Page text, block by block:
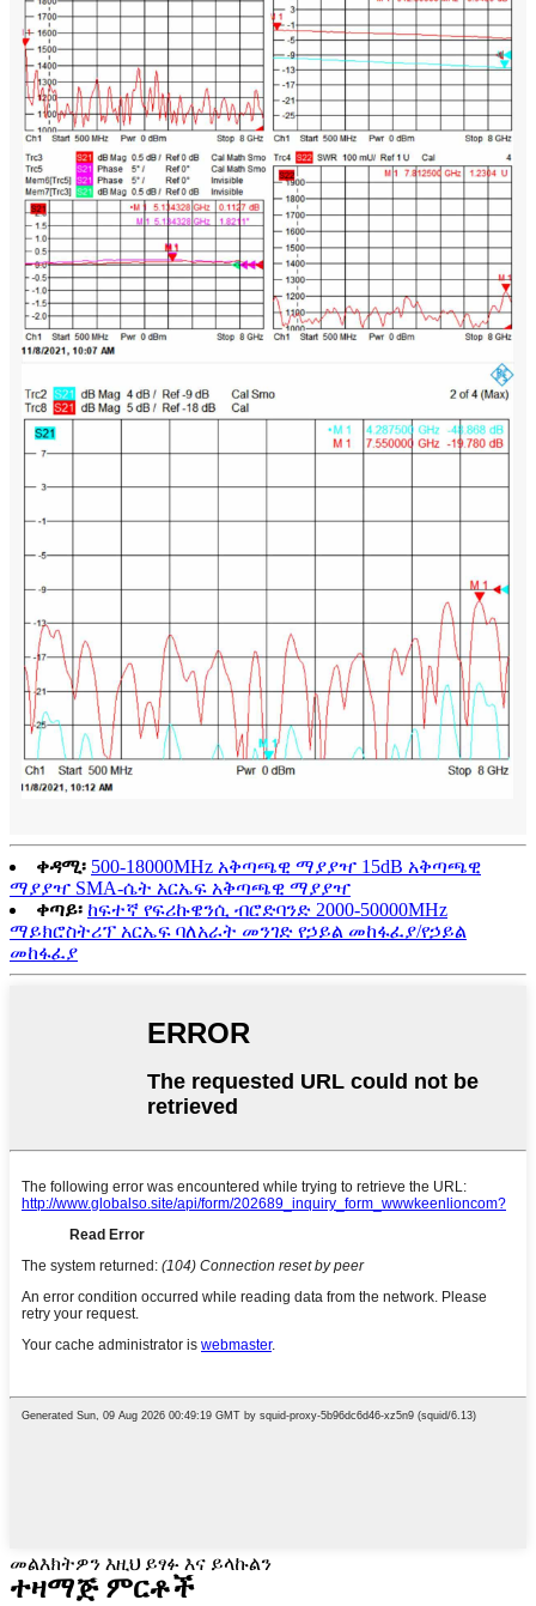
ቀዳሚ፡ 500-18000MHz አቅጣጫዊ ማያያዣ 15dB አቅጣጫዊ
ማያያዣ SMA-ሴት አርኤፍ አቅጣጫዊ ማያያዣ
ቀጣይ፡ ከፍተኛ የፍሪኩዌንሲ ብሮድባንድ 2000-50000MHz
ማይክሮስትሪፕ አርኤፍ ባለአራት መንገድ የኃይል መከፋፈያ/የኃይል
መከፋፈያ
መልእክትዎን እዚህ ይፃፉ እና ይላኩልን
ተዛማጅ ምርቶች